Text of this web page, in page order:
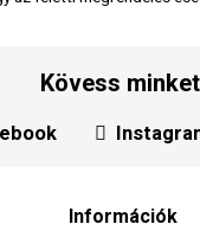
Kövess
Információk